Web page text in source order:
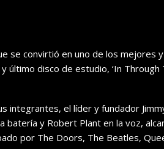
se convirtió en uno de los mejores
último disco de estudio, ‘In Through
integrantes, el líder y fundador
batería y Robert Plant en la voz,
por The Doors, The Beatles,